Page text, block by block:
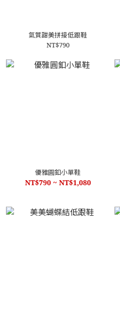
氣質甜美拼接低跟鞋
NT$790
優雅圓釦小單鞋
NT$790 ~ NT$1,080